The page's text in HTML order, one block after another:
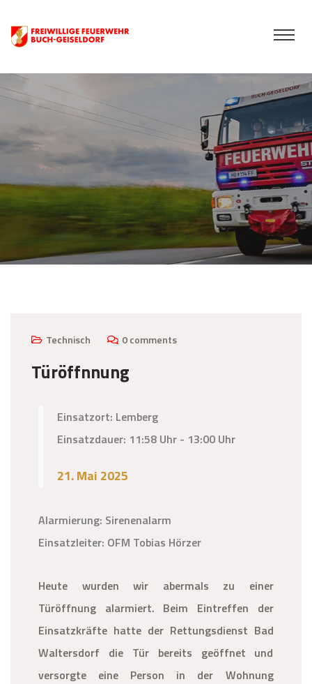
Technisch 0 comments
Türöffnnung
Einsatzort: Lemberg
Einsatzdauer: 11:58 Uhr - 13:00 Uhr
21. Mai 2025
Alarmierung: Sirenenalarm
Einsatzleiter: OFM Tobias Hörzer
Heute wurden wir abermals zu einer
Türöffnung alarmiert. Beim Eintreffen der
Einsatzkräfte hatte der Rettungsdienst Bad
Waltersdorf die Tür bereits geöffnet und
versorgte eine Person in der Wohnung